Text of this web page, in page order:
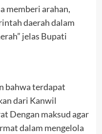
memberi arahan,
daerah dalam
jelas Bupati
bahwa terdapat
dari Kanwil
Dengan maksud agar
dalam mengelola